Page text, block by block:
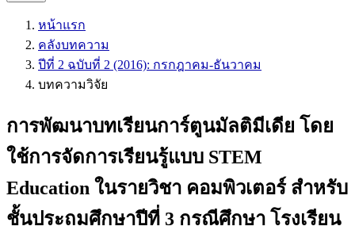
หน้าแรก
คลังบทความ
ปีที่ 2 ฉบับที่ 2 (2016): กรกฎาคม-ธันวาคม
บทความวิจัย
การพัฒนาบทเรียนการ์ตูนมัลติมีเดีย โดย
ใช้การจัดการเรียนรู้แบบ STEM
Education ในรายวิชา คอมพิวเตอร์ สำหรับ
ชั้นประถมศึกษาปีที่ 3 กรณีศึกษา โรงเรียน